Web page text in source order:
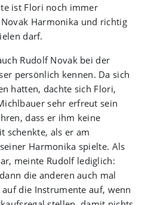
ist Flori noch immer
Harmonika und richtig
darf.
Rudolf Novak bei der
persönlich kennen. Da sich
hatten, dachte sich Flori,
sehr erfreut sein
dass er ihm keine
schenkte, als er am
Harmonika spielte. Als
meinte Rudolf lediglich:
die anderen auch mal
die Instrumente auf, wenn